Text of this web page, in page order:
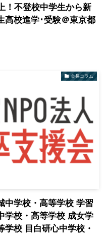
！不登校中学生から新
高校進学･受験＠東京都
会長コラム
中学校・高等学校 学習
学校・高等学校 成女学
学校 目白研心中学校・